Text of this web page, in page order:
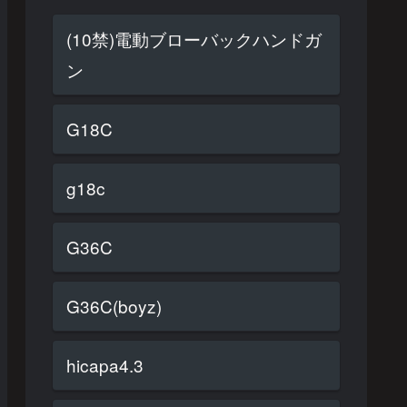
(10禁)電動ブローバックハンドガ
ン
G18C
g18c
G36C
G36C(boyz)
hicapa4.3